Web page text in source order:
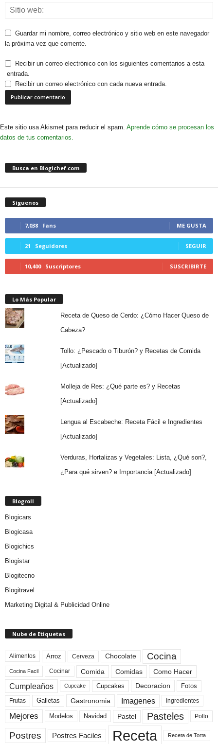
Guardar mi nombre, correo electrónico y sitio web en este navegador
la próxima vez que comente.
Recibir un correo electrónico con los siguientes comentarios a esta
entrada.
Recibir un correo electrónico con cada nueva entrada.
Este sitio usa Akismet para reducir el spam. Aprende cómo se procesan los
datos de tus comentarios.
Busca en Blogichef.com
Síguenos
7,038 Fans ME GUSTA
21 Seguidores SEGUIR
10,400 Suscriptores SUSCRIBIRTE
Lo Más Popular
Receta de Queso de Cerdo: ¿Cómo Hacer Queso de
Cabeza?
Tollo: ¿Pescado o Tiburón? y Recetas de Comida
[Actualizado]
Molleja de Res: ¿Qué parte es? y Recetas
[Actualizado]
Lengua al Escabeche: Receta Fácil e Ingredientes
[Actualizado]
Verduras, Hortalizas y Vegetales: Lista, ¿Qué son?,
¿Para qué sirven? e Importancia [Actualizado]
Blogroll
Blogicars
Blogicasa
Blogichics
Blogistar
Blogitecno
Blogitravel
Marketing Digital & Publicidad Online
Nube de Etiquetas
Alimentos Arroz Cerveza Chocolate Cocina
Cocina Facil Cocinar Comida Comidas Como Hacer
Cumpleaños Cupcake Cupcakes Decoracion Fotos
Frutas Galletas Gastronomia Imagenes Ingredientes
Mejores Modelos Navidad Pastel Pasteles Pollo
Postres Postres Faciles Receta Receta de Torta